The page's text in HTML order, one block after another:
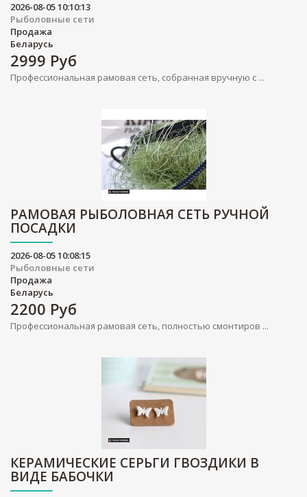
2026-08-05 10:10:13
Рыболовные сети
Продажа
Беларусь
2999 Руб
Профессиональная рамовая сеть, собранная вручную с ...
РАМОВАЯ РЫБОЛОВНАЯ СЕТЬ РУЧНОЙ
ПОСАДКИ
2026-08-05 10:08:15
Рыболовные сети
Продажа
Беларусь
2200 Руб
Профессиональная рамовая сеть, полностью смонтиров ...
КЕРАМИЧЕСКИЕ СЕРЬГИ ГВОЗДИКИ В
ВИДЕ БАБОЧКИ